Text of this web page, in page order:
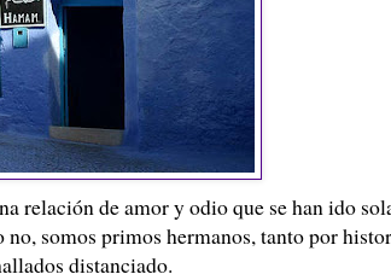
relación de amor y odio que se han ido
somos primos hermanos, tanto por
distanciado.